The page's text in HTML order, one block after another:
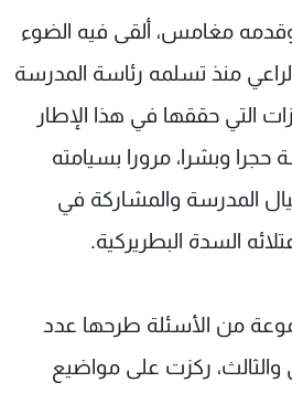
مغامس، ألقى فيه الضوء
منذ تسلمه رئاسة المدرسة
التي حققها في هذا الإطار
حجرا وبشرا، مرورا بسيامته
حيال المدرسة والمشاركة في
السدة البطريركية.
من الأسئلة طرحها عدد
والثالث، ركزت على مواضيع